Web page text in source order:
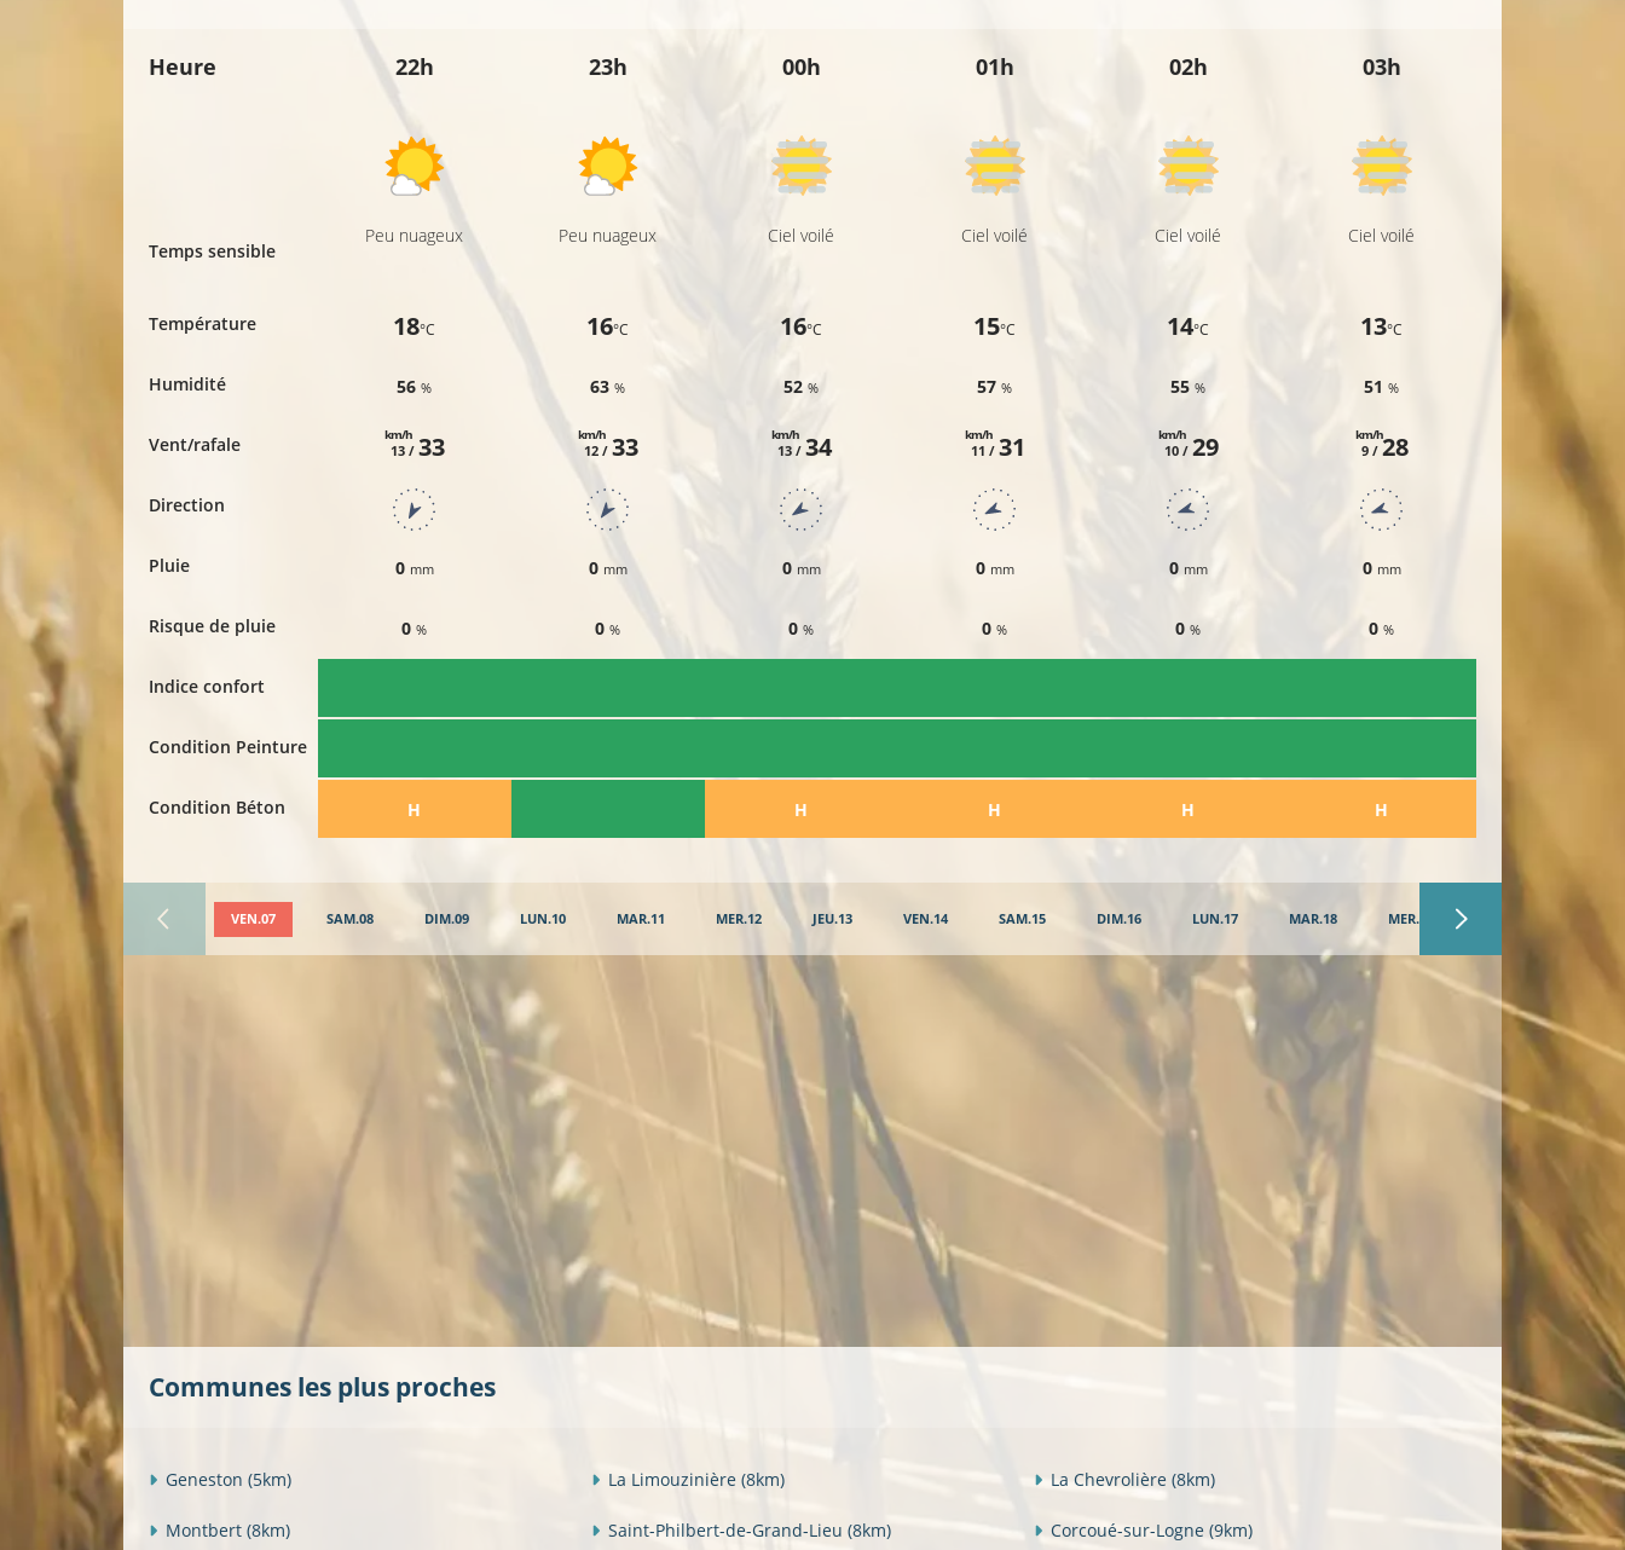
Heure
Temps sensible
Température
Humidité
Vent/rafale
Direction
Pluie
Risque de pluie
Indice confort
Condition Peinture
Condition Béton
22h
Peu nuageux
18°C
56%
13 /
km/h 33
0 mm
0%
​H
23h
Peu nuageux
16°C
63%
12 /
km/h 33
0 mm
0%
00h
Ciel voilé
16°C
52%
13 /
km/h 34
0 mm
0%
​H
01h
Ciel voilé
15°C
57%
11 /
km/h 31
0 mm
0%
​H
02h
Ciel voilé
14°C
55%
10 /
km/h 29
0 mm
0%
​H
03h
Ciel voilé
13°C
51%
9 /
km/h28
0 mm
0%
​H
27
VEN.07 SAM.08 DIM.09 LUN.10 MAR.11 MER.12 JEU.13 VEN.14 SAM.15 DIM.16 LUN.17 MAR.18 MER.19
Communes les plus proches
Geneston (5km) La Limouzinière (8km) La Chevrolière (8km)
Montbert (8km) Saint-Philbert-de-Grand-Lieu (8km) Corcoué-sur-Logne (9km)